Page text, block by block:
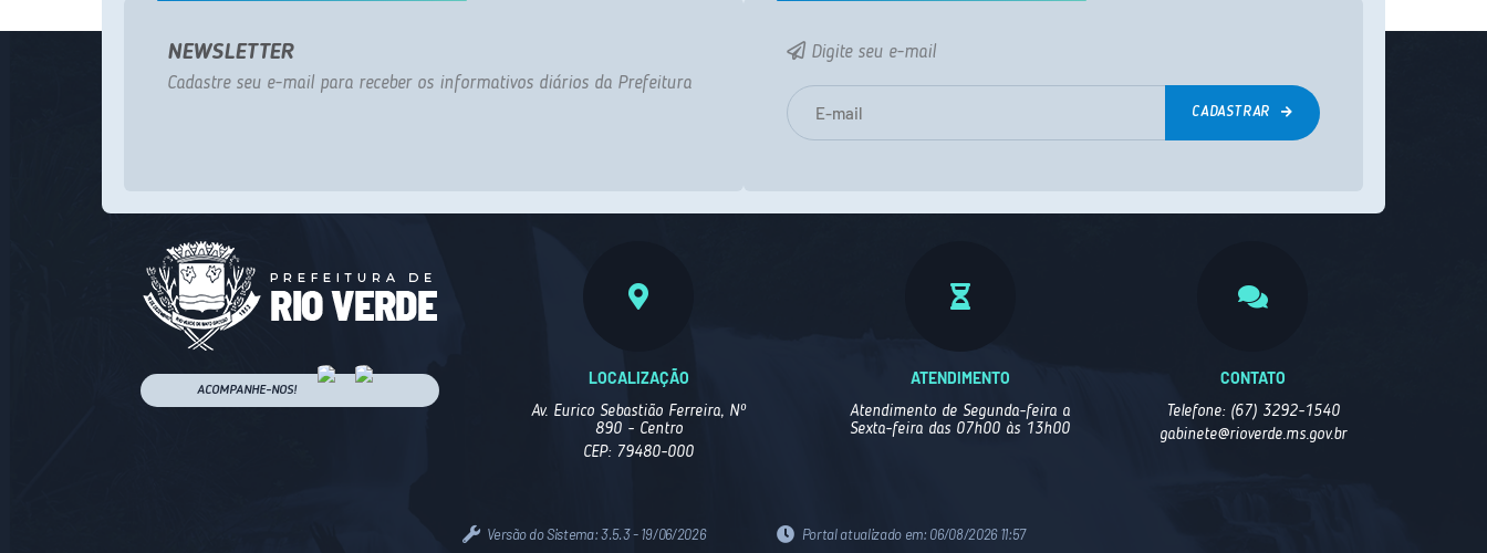
NEWSLETTER
Cadastre seu e-mail para receber os informativos diários da Prefeitura
Digite seu e-mail
CADASTRAR
ACOMPANHE-NOS!
LOCALIZAÇÃO
Av. Eurico Sebastião Ferreira, Nº
890 - Centro
CEP: 79480-000
ATENDIMENTO
Atendimento de Segunda-feira a
Sexta-feira das 07h00 às 13h00
CONTATO
Telefone: (67) 3292-1540
gabinete@rioverde.ms.gov.br
Versão do Sistema:3.5.3 - 19/06/2026 Portal atualizado em: 06/08/2026 11:57